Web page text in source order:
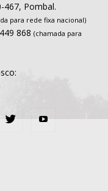
467, Pombal.
para rede fixa nacional)
868 (chamada para